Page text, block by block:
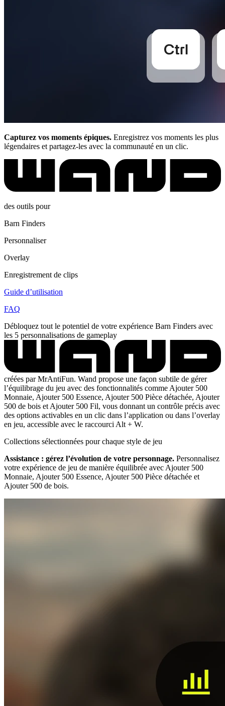
Capturez vos moments épiques. Enregistrez vos moments les plus
légendaires et partagez-les avec la communauté en un clic.
des outils pour
Barn Finders
Personnaliser
Overlay
Enregistrement de clips
Guide d’utilisation
FAQ
Débloquez tout le potentiel de votre expérience Barn Finders avec
les 5 personnalisations de gameplay
créées par MrAntiFun. Wand propose une façon subtile de gérer
l’équilibrage du jeu avec des fonctionnalités comme Ajouter 500
Monnaie, Ajouter 500 Essence, Ajouter 500 Pièce détachée, Ajouter
500 de bois et Ajouter 500 Fil, vous donnant un contrôle précis avec
des options activables en un clic dans l’application ou dans l’overlay
en jeu, accessible avec le raccourci Alt + W.
Collections sélectionnées pour chaque style de jeu
Assistance : gérez l’évolution de votre personnage. Personnalisez
votre expérience de jeu de manière équilibrée avec Ajouter 500
Monnaie, Ajouter 500 Essence, Ajouter 500 Pièce détachée et
Ajouter 500 de bois.